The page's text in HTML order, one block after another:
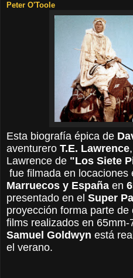
Peter O'Toole
Esta biografía épica de
aventurero T.E. Lawrence
Lawrence de "Los Siete
fue filmada en locaciones
Marruecos y España en
presentado en el Super
proyección forma parte
films realizados en 65mm-
Samuel Goldwyn está
el verano.